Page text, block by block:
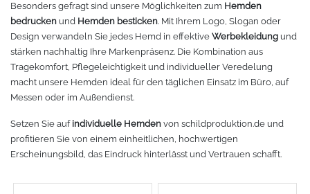
Direct-to-Film Drucker
Solventdrucker
Sublimationsdrucker
Stickmaschinen
3D-Drucker
Oracal 751
Oracal 951
Oracal 961
Oracal 970 Matt
Oracal 970RA
Oracal 975
ANA-GRAPH
Foison
P-Cut
Mutoh
Summagraphic
T-Shirts
Jacken
Caps
Tüten
Ausrüstung und Kleidung
Gut loslegen mit dem Startpacket
Angebote
Anmelden
Besonders gefragt sind unsere Möglichkeiten zum Hemden
bedrucken und Hemden besticken. Mit Ihrem Logo, Slogan oder
Design verwandeln Sie jedes Hemd in effektive Werbekleidung und
stärken nachhaltig Ihre Markenpräsenz. Die Kombination aus
Tragekomfort, Pflegeleichtigkeit und individueller Veredelung
macht unsere Hemden ideal für den täglichen Einsatz im Büro, auf
Messen oder im Außendienst.
Setzen Sie auf individuelle Hemden von schildproduktion.de und
profitieren Sie von einem einheitlichen, hochwertigen
Erscheinungsbild, das Eindruck hinterlässt und Vertrauen schafft.